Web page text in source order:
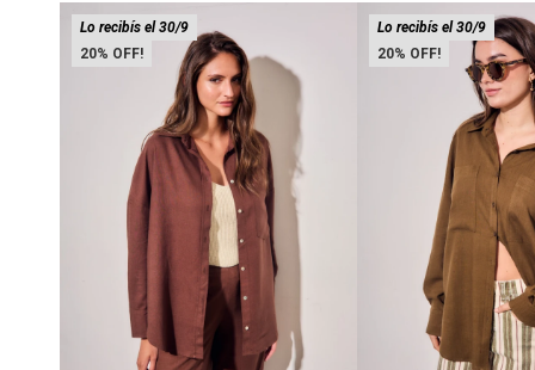
20
Lo recibís el 30/9
20
Lo recibís el 30/9